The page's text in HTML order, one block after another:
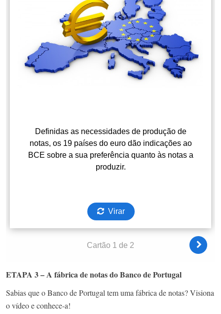
ETAPA 3 – A fábrica de notas do Banco de Portugal
Sabias que o Banco de Portugal tem uma fábrica de notas? Visiona
o vídeo e conhece-a!